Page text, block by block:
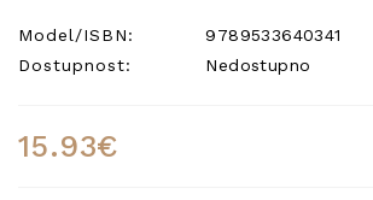
Model/ISBN:
9789533640341
Dostupnost:
Nedostupno
15.93€